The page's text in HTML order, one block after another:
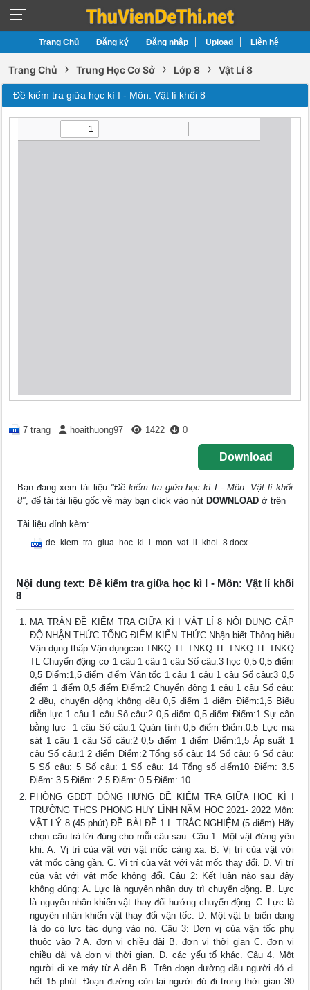
Trang Chủ Đăng ký Đăng nhập Upload Liên hệ
Trang Chủ › Trung Học Cơ Sở › Lớp 8 › Vật Lí 8
Đề kiểm tra giữa học kì I - Môn: Vật lí khối 8
7 trang hoaithuong97 1422 0
Download
Bạn đang xem tài liệu "Đề kiểm tra giữa học kì I - Môn: Vật lí khối
8", để tải tài liệu gốc về máy bạn click vào nút DOWNLOAD ở trên
Tài liệu đính kèm:
de_kiem_tra_giua_hoc_ki_i_mon_vat_li_khoi_8.docx
Nội dung text: Đề kiểm tra giữa học kì I - Môn: Vật lí khối
8
MA TRẬN ĐỀ KIỂM TRA GIỮA KÌ I VẬT LÍ 8 NỘI DUNG CẤP
ĐỘ NHẬN THỨC TỔNG ĐIỂM KIẾN THỨC Nhận biết Thông hiểu
Vận dụng thấp Vận dụngcao TNKQ TL TNKQ TL TNKQ TL TNKQ
TL Chuyển động cơ 1 câu 1 câu 1 câu Số câu:3 học 0,5 0,5 điểm
0,5 Điểm:1,5 điểm điểm Vận tốc 1 câu 1 câu 1 câu Số câu:3 0,5
điểm 1 điểm 0,5 điểm Điểm:2 Chuyển động 1 câu 1 câu Số câu:
2 đều, chuyển động không đều 0,5 điểm 1 điểm Điểm:1,5 Biểu
diễn lực 1 câu 1 câu Số câu:2 0,5 điểm 0,5 điểm Điểm:1 Sự cân
bằng lực- 1 câu Số câu:1 Quán tính 0,5 điểm Điểm:0.5 Lực ma
sát 1 câu 1 câu Số câu:2 0,5 điểm 1 điểm Điểm:1,5 Áp suất 1
câu Số câu:1 2 điểm Điểm:2 Tổng số câu: 14 Số câu: 6 Số câu:
5 Số câu: 5 Số câu: 1 Số câu: 14 Tổng số điểm10 Điểm: 3.5
Điểm: 3.5 Điểm: 2.5 Điểm: 0.5 Điểm: 10
PHÒNG GDĐT ĐÔNG HƯNG ĐỀ KIỂM TRA GIỮA HỌC KÌ I
TRƯỜNG THCS PHONG HUY LĨNH NĂM HỌC 2021- 2022 Môn:
VẬT LÝ 8 (45 phút) ĐỀ BÀI ĐỀ 1 I. TRẮC NGHIỆM (5 điểm) Hãy
chọn câu trả lời đúng cho mỗi câu sau: Câu 1: Một vật đứng yên
khi: A. Vị trí của vật với vật mốc càng xa. B. Vị trí của vật với
vật mốc càng gần. C. Vị trí của vật với vật mốc thay đổi. D. Vị trí
của vật với vật mốc không đổi. Câu 2: Kết luận nào sau đây
không đúng: A. Lực là nguyên nhân duy trì chuyển động. B. Lực
là nguyên nhân khiến vật thay đổi hướng chuyển động. C. Lực là
nguyên nhân khiến vật thay đổi vận tốc. D. Một vật bị biến dạng
là do có lực tác dụng vào nó. Câu 3: Đơn vị của vận tốc phụ
thuộc vào ? A. đơn vị chiều dài B. đơn vị thời gian C. đơn vị
chiều dài và đơn vị thời gian. D. các yếu tố khác. Câu 4. Một
người đi xe máy từ A đến B. Trên đoạn đường đầu người đó đi
hết 15 phút. Đoạn đường còn lại người đó đi trong thời gian 30